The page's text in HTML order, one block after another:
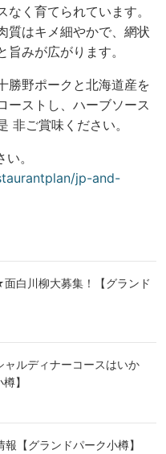
なく育てられています。
質はキメ細やかで、網状
旨みが広がります。
勝野ポークと北海道産を
ーストし、ハーブソース
非ご賞味ください。
。
jp-and-
白川柳大募集！【グランド
ルディナーコースはいか
】
【グランドパーク小樽】